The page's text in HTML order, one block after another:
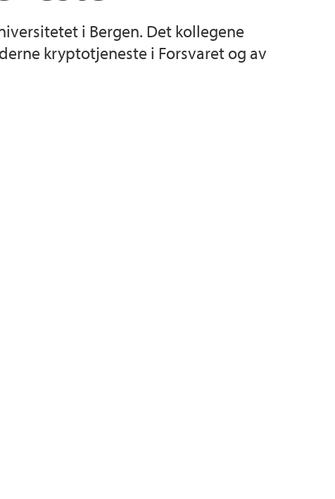
i realfagslæring
(HMS) i Bergen. Det kollegene
kryptotjeneste i Forsvaret og av